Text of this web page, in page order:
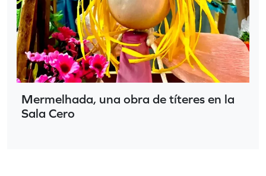
Mermelhada, una obra de títeres en la
Sala Cero